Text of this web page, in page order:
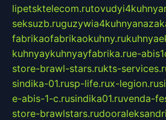
lipetsktelecom.ru
seksuzb.ru
fabrikaofabrikaokuhny.ru
kuhnyaykuhnyayfabrika.rue-
store-brawl-stars.rukts-
sindika-01.rusp-life.rux-legion.ru
e-abis-1-c.rusindika01.ruvenda-
store-brawlstars.ru